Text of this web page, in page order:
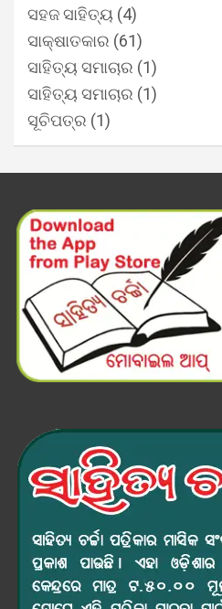
ସହଜ ସାହିତ୍ୟ (4)
ସାକ୍ଷାତକାର (61)
ସାହିତ୍ୟ ସମାଚାର (1)
ସାହିତ୍ୟ ସମାଚାର (1)
ସୂଚିପତ୍ର (1)